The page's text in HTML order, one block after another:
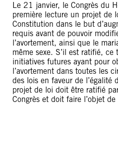
Le 21 janvier, le Congrès du
première lecture un projet de
Constitution dans le but
requis avant de pouvoir
l’avortement, ainsi que le
même sexe. S’il est ratifié, ce
initiatives futures ayant pour
l’avortement dans toutes les
des lois en faveur de l’égalité
projet de loi doit être ratifié
Congrès et doit faire l’objet